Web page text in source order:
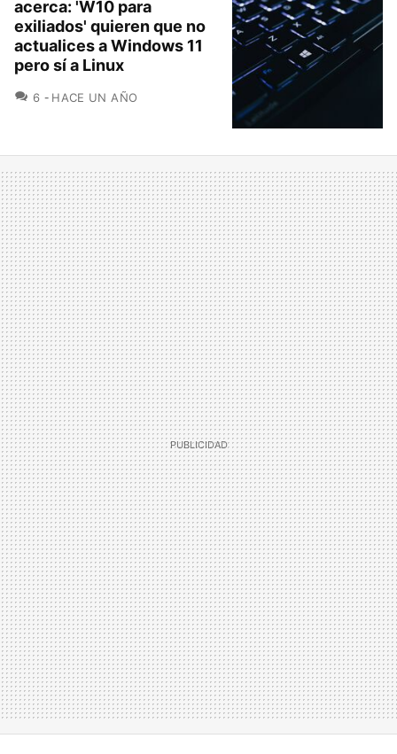
acerca: 'W10 para
exiliados' quieren que no
actualices a Windows 11
pero sí a Linux
6 COMENTARIOS
HACE UN AÑO